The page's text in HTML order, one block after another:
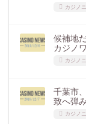
カジノ
候補地
カジノ
カジノ
千葉市
致へ弾
カジノ